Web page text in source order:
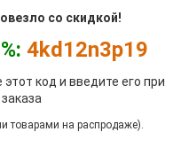
со скидкой!
4kd12n3p19
код и введите его при
товарами на распродаже).